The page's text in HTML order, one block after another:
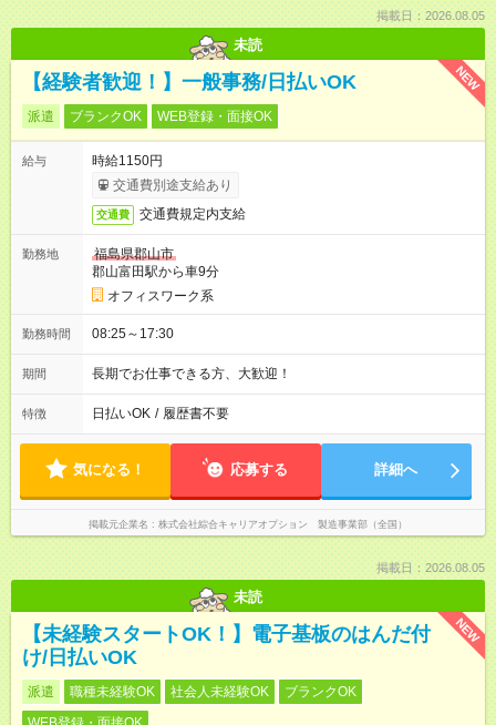
掲載日：2026.08.05
未読
NEW
【経験者歓迎！】一般事務/日払いOK
派遣 ブランクOK WEB登録・面接OK
給与
時給1150円
交通費別途支給あり
交通費 交通費規定内支給
勤務地
福島県郡山市
郡山富田駅から車9分
オフィスワーク系
勤務時間 08:25～17:30
期間 長期でお仕事できる方、大歓迎！
特徴 日払いOK / 履歴書不要
気になる！ 応募する 詳細へ
掲載元企業名 株式会社綜合キャリアオプション 製造事業部（全国）
掲載日：2026.08.05
未読
NEW
【未経験スタートOK！】電子基板のはんだ付
け/日払いOK
派遣 職種未経験OK 社会人未経験OK
ブランクOK